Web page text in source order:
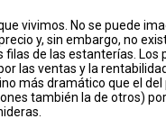
vivimos. No se puede
y, sin embargo, no
de las estanterías. Los
las ventas y la
más dramático que el
también la de otros)